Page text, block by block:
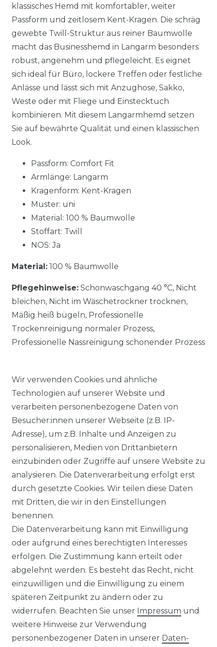
klassisches Hemd mit komfortabler, weiter
Passform und zeitlosem Kent-Kragen. Die schräg
gewebte Twill-Struktur aus reiner Baumwolle
macht das Businesshemd in Langarm besonders
robust, angenehm und pflegeleicht. Es eignet
sich ideal für Büro, lockere Treffen oder festliche
Anlässe und lässt sich mit Anzughose, Sakko,
Weste oder mit Fliege und Einstecktuch
kombinieren. Mit diesem Langarmhemd setzen
Sie auf bewährte Qualität und einen klassischen
Look.
Passform: Comfort Fit
Armlänge: Langarm
Kragenform: Kent-Kragen
Muster: uni
Material: 100 % Baumwolle
Stoffart: Twill
NOS: Ja
Material: 100 % Baumwolle
Pflegehinweise: Schonwaschgang 40 °C, Nicht
bleichen, Nicht im Wäschetrockner trocknen,
Mäßig heiß bügeln, Professionelle
Trockenreinigung normaler Prozess,
Professionelle Nassreinigung schonender Prozess
Ähnlicher Artikel
Venti - Modern Fit - Herren
Langarm Business Hemd
(144262600)
UVP 49,99 €
ab 47,99 € *
inkl. ges. MwSt. Versandkosten
Impressum Daten­schutz­erklärung
Wir verwenden Cookies und ähnliche
Technologien auf unserer Website und
verarbeiten personenbezogene Daten von
Besucher:innen unserer Webseite (z.B. IP-
Adresse), um z.B. Inhalte und Anzeigen zu
personalisieren, Medien von Drittanbietern
einzubinden oder Zugriffe auf unsere Website zu
analysieren. Die Datenverarbeitung erfolgt erst
durch gesetzte Cookies. Wir teilen diese Daten
mit Dritten, die wir in den Einstellungen
benennen.
Die Datenverarbeitung kann mit Einwilligung
oder aufgrund eines berechtigten Interesses
erfolgen. Die Zustimmung kann erteilt oder
abgelehnt werden. Es besteht das Recht, nicht
einzuwilligen und die Einwilligung zu einem
späteren Zeitpunkt zu ändern oder zu
widerrufen. Beachten Sie unser Impressum und
weitere Hinweise zur Verwendung
personenbezogener Daten in unserer Daten­